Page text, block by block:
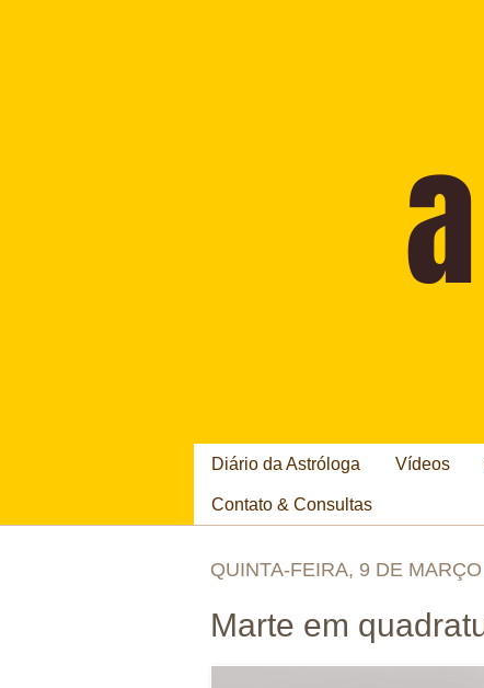
Diário da Astróloga Vídeos
Contato & Consultas
QUINTA-FEIRA, 9 DE
Marte em